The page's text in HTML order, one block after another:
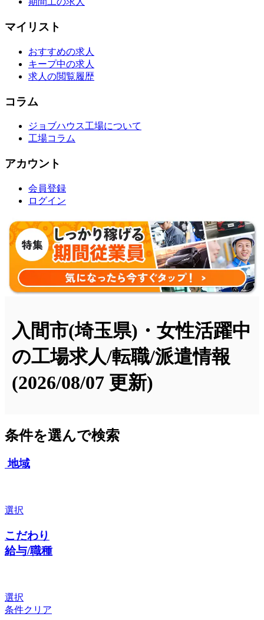
マイリスト
おすすめの求人
キープ中の求人
求人の閲覧履歴
コラム
ジョブハウス工場について
工場コラム
アカウント
会員登録
ログイン
入間市(埼玉県)・女性活躍中
の工場求人/転職/派遣情報
(2026/08/07 更新)
条件を選んで検索
地域
選択
こだわり
給与/職種
選択
条件クリア